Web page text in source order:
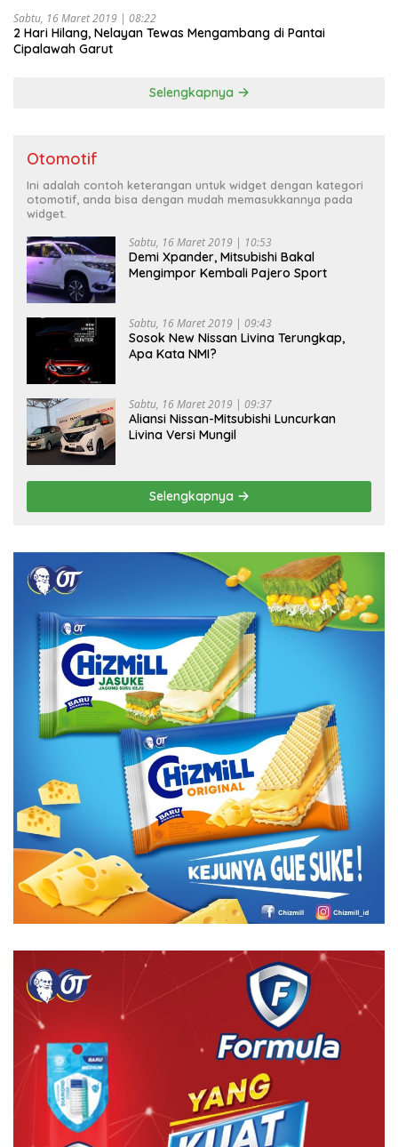
Sabtu, 16 Maret 2019 | 08:22
2 Hari Hilang, Nelayan Tewas Mengambang di Pantai
Cipalawah Garut
Selengkapnya
Otomotif
Ini adalah contoh keterangan untuk widget dengan kategori
otomotif, anda bisa dengan mudah memasukkannya pada
widget.
Sabtu, 16 Maret 2019 | 10:53
Demi Xpander, Mitsubishi Bakal
Mengimpor Kembali Pajero Sport
Sabtu, 16 Maret 2019 | 09:43
Sosok New Nissan Livina Terungkap,
Apa Kata NMI?
Sabtu, 16 Maret 2019 | 09:37
Aliansi Nissan-Mitsubishi Luncurkan
Livina Versi Mungil
Selengkapnya